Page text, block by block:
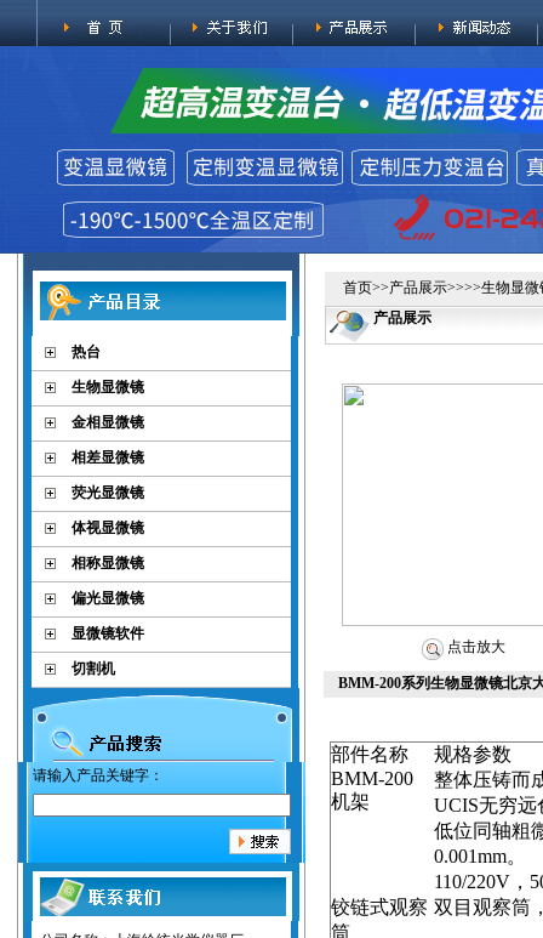
热台
生物显微镜
金相显微镜
相差显微镜
荧光显微镜
体视显微镜
相称显微镜
偏光显微镜
显微镜软件
切割机
请输入产品关键字：
首页>>产品展示>>>>生物显微
产品展示
点击放大
BMM-200系列生物显微镜北京
部件名称
规格参数
BMM-200
机架
整体压铸而
UCIS无穷远
低位同轴粗
0.001mm。
110/220V ，
铰链式观察
筒
双目观察筒